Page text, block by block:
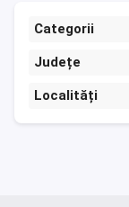
Categorii
Județe
Localități